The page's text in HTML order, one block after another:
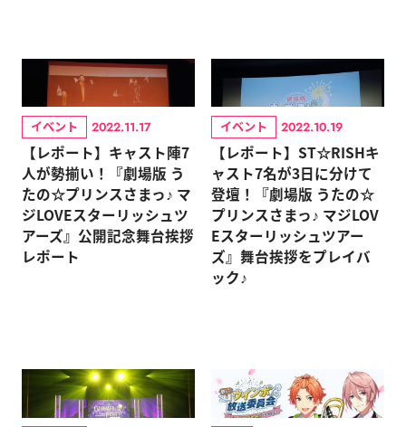
イベント 2022.11.17
【レポート】キャスト陣7
人が勢揃い！『劇場版 う
たの☆プリンスさまっ♪ マ
ジLOVEスターリッシュツ
アーズ』公開記念舞台挨拶
レポート
イベント 2022.10.19
【レポート】ST☆RISHキ
ャスト7名が3日に分けて
登壇！『劇場版 うたの☆
プリンスさまっ♪ マジLOV
Eスターリッシュツアー
ズ』舞台挨拶をプレイバ
ック♪